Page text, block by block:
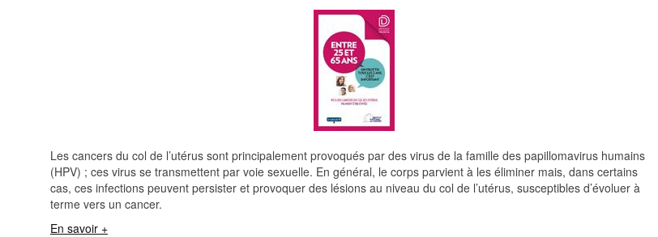
Les cancers du col de l’utérus sont principalement provoqués par des virus de la famille des papillomavirus humains
(HPV) ; ces virus se transmettent par voie sexuelle. En général, le corps parvient à les éliminer mais, dans certains
cas, ces infections peuvent persister et provoquer des lésions au niveau du col de l’utérus, susceptibles d’évoluer à
terme vers un cancer.
En savoir +